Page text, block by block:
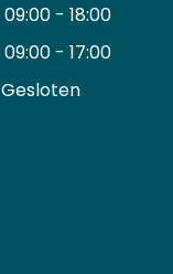
09:00 - 18:00
09:00 - 17:00
Gesloten ​ ​ ​ ​ ​ ​ ​